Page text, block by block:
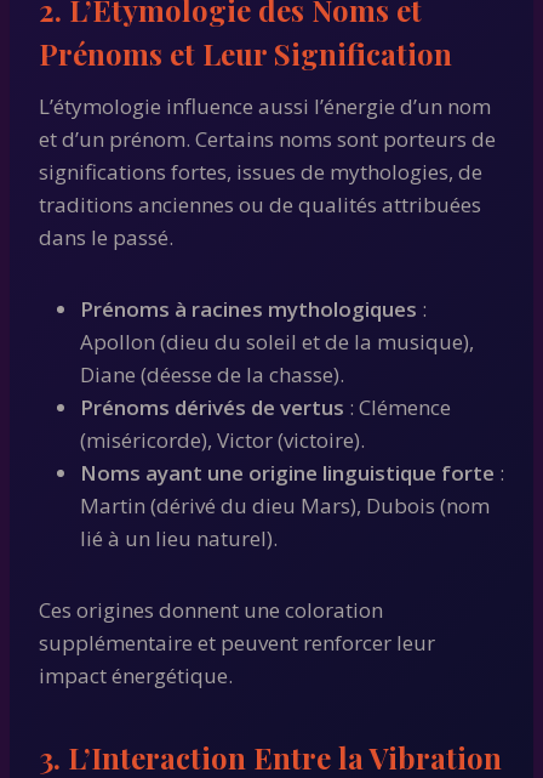
2. L’Étymologie des Noms et
Prénoms et Leur Signification
L’étymologie influence aussi l’énergie d’un nom
et d’un prénom. Certains noms sont porteurs de
significations fortes, issues de mythologies, de
traditions anciennes ou de qualités attribuées
dans le passé.
Prénoms à racines mythologiques :
Apollon (dieu du soleil et de la musique),
Diane (déesse de la chasse).
Prénoms dérivés de vertus : Clémence
(miséricorde), Victor (victoire).
Noms ayant une origine linguistique forte :
Martin (dérivé du dieu Mars), Dubois (nom
lié à un lieu naturel).
Ces origines donnent une coloration
supplémentaire et peuvent renforcer leur
impact énergétique.
3. L’Interaction Entre la Vibration